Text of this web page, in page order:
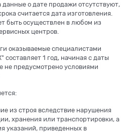
данные о дате продажи отсутствуют,
считается дата изготовления.
быть осуществлен в любом из
центров.
оказываемые специалистами
1 год, начиная с даты
не предусмотрено условиями
из строя вследствие нарушения
хранения или транспортировки, а
указаний, приведенных в